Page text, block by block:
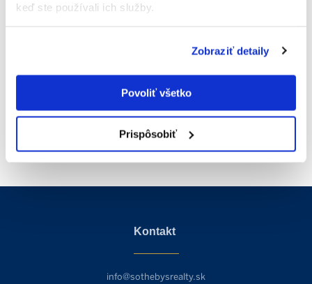
keď ste používali ich služby.
Zobraziť detaily
Povoliť všetko
Prispôsobiť
Prihlásiť sa k odberu
Newslettera
Kontakt
info@sothebysrealty.sk